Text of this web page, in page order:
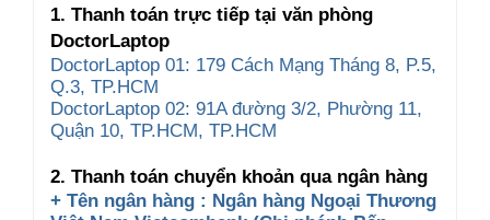
1. Thanh toán trực tiếp tại văn phòng
DoctorLaptop
DoctorLaptop 01: 179 Cách Mạng Tháng 8, P.5,
Q.3, TP.HCM
DoctorLaptop 02: 91A đường 3/2, Phường 11,
Quận 10, TP.HCM, TP.HCM
2. Thanh toán chuyển khoản qua ngân hàng
+ Tên ngân hàng : Ngân hàng Ngoại Thương